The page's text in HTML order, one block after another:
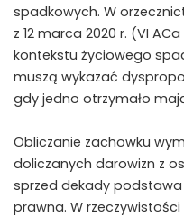
spadkowych. W
z 12 marca 2020 r. (VI
kontekstu życiowego
muszą wykazać
gdy jedno otrzymało
Obliczanie zachowku
doliczanych darowizn z
sprzed dekady
prawna. W